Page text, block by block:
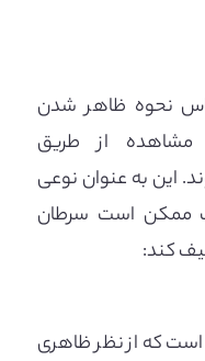
نحوه ظاهر شدن
از طریق
این به عنوان نوعی
ممکن است سرطان
کند:
که از نظر ظاهری